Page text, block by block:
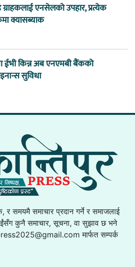
ग्राहकलाई एनसेलको उपहार, प्रत्येक
क्यासब्याक
ईभी किन्न अब एनएमबी बैंकको
सुविधा
र समयमै समाचार प्रदान गर्ने र समाजलाई
कुनै समाचार, सूचना, वा सुझाव छ भने
मार्फत सम्पर्क